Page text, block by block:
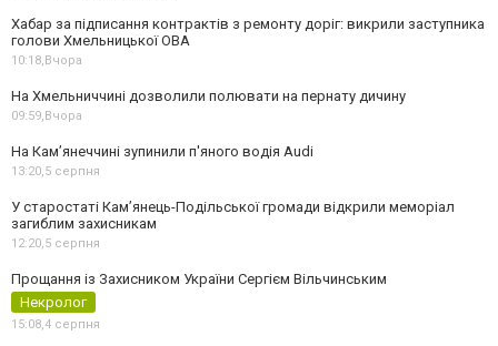
Хабар за підписання контрактів з ремонту доріг: викрили заступника
голови Хмельницької ОВА
10:18,Вчора
На Хмельниччині дозволили полювати на пернату дичину
09:59,Вчора
На Камʼянеччині зупинили п'яного водія Audi
13:20,5 серпня
У старостаті Кам’янець-Подільської громади відкрили меморіал
загиблим захисникам
12:20,5 серпня
Прощання із Захисником України Сергієм Вільчинським
Некролог
15:08,4 серпня